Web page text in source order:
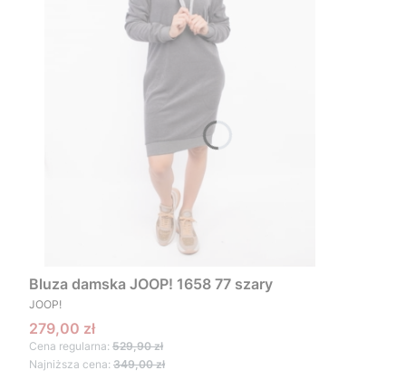
Bluza damska JOOP! 1658 77 szary
PRODUCENT
JOOP!
Cena promocyjna
279,00 zł
Cena regularna: 529,90 zł
Najniższa cena: 349,00 zł